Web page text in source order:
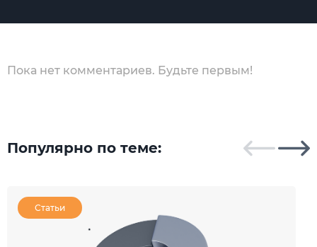
Пока нет комментариев. Будьте первым!
Популярно по теме:
Статьи